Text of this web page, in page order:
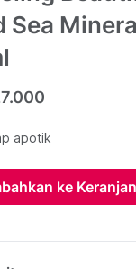
Sea
apotik
ke